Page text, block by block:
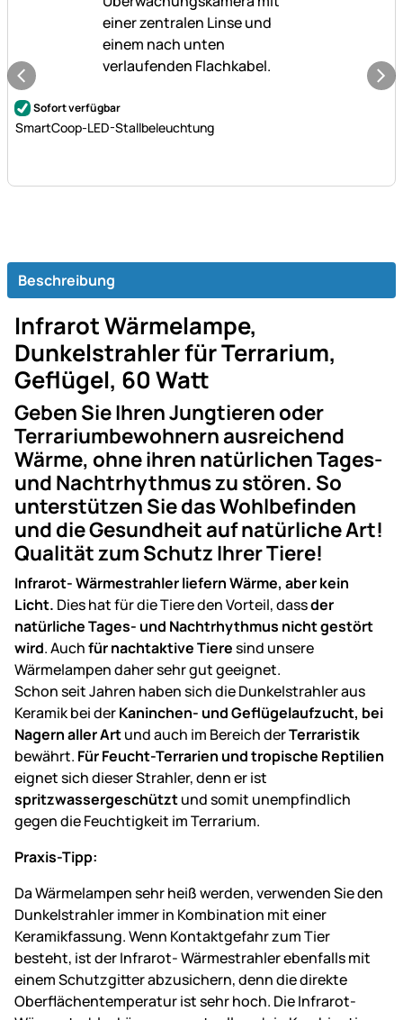
Noch keine Bewertungen abgegeben
Sofort verfügbar
SmartCoop-LED-Stallbeleuchtung
Beschreibung
Infrarot Wärmelampe,
Dunkelstrahler für Terrarium,
Geflügel, 60 Watt
Geben Sie Ihren Jungtieren oder
Terrariumbewohnern ausreichend
Wärme, ohne ihren natürlichen Tages-
und Nachtrhythmus zu stören. So
unterstützen Sie das Wohlbefinden
und die Gesundheit auf natürliche Art!
Qualität zum Schutz Ihrer Tiere!
Infrarot- Wärmestrahler liefern Wärme, aber kein
Licht. Dies hat für die Tiere den Vorteil, dassder
natürliche Tages- und Nachtrhythmus nicht gestört
wird. Auchfür nachtaktive Tieresind unsere
Wärmelampen daher sehr gut geeignet.
Schon seit Jahren haben sich die Dunkelstrahler aus
Keramik bei derKaninchen- und Geflügelaufzucht, bei
Nagern aller Artund auch im Bereich derTerraristik
bewährt. Für Feucht-Terrarien und tropische Reptilien
eignet sich dieser Strahler, denn er ist
spritzwassergeschütztund somit unempfindlich
gegen die Feuchtigkeit im Terrarium.
Praxis-Tipp:
Da Wärmelampen sehr heiß werden, verwenden Sie den
Dunkelstrahler immer in Kombination mit einer
Keramikfassung. Wenn Kontaktgefahr zum Tier
besteht, ist der Infrarot- Wärmestrahler ebenfalls mit
einem Schutzgitter abzusichern, denn die direkte
Oberflächentemperatur ist sehr hoch. Die Infrarot-